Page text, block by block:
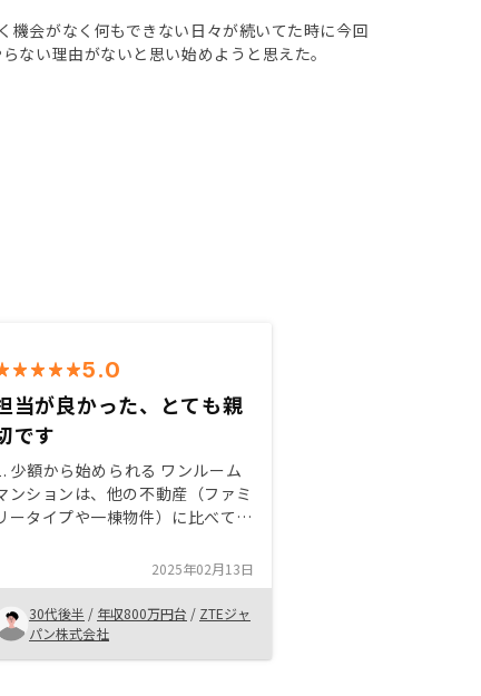
機会がなく何もできない日々が続いてた時に今回
ない理由がないと思い始めようと思えた。
5.0
当が良かった、とても親
です
少額から始められる ワンルーム
ンションは、他の不動産（ファミ
ータイプや一棟物件）に比べて価
ることができます。自己資金が少な
ても融資を活用することで、比較
的手軽に投資が可能です。 2. 需要
安定している 都市部では、単身
（学生や若い社会人、転勤者な
2025年02月13日
30代後半 / 年収800万円台 / ZTEジャ
パン株式会社